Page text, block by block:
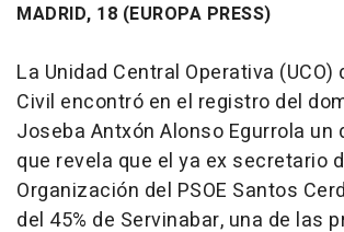
MADRID, 18 (EUROPA PRESS)
La Unidad Central Operativa (UCO)
Civil encontró en el registro del
Joseba Antxón Alonso Egurrola un
que revela que el ya ex secretario
Organización del PSOE Santos
del 45% de Servinabar, una de las